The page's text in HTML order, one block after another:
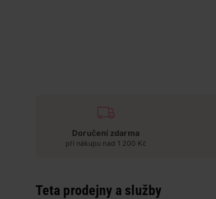
Doručení zdarma
při nákupu nad 1 200 Kč
Teta prodejny a služby